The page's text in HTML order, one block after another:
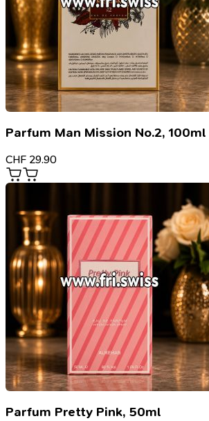
Parfum Man Mission No.2, 100ml
CHF 29.90
Parfum Pretty Pink, 50ml